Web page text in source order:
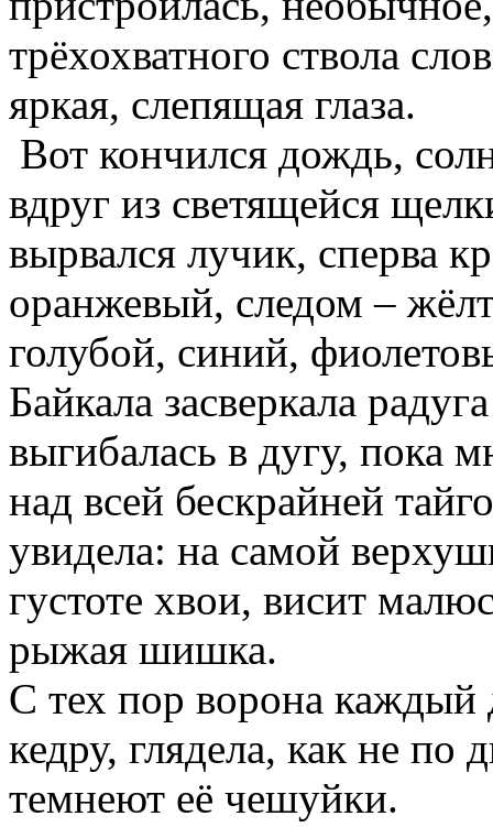
трёхохватного ствола
яркая, слепящая глаза.
Вот кончился дождь,
вдруг из светящейся
вырвался лучик, сперва
оранжевый, следом –
голубой, синий,
Байкала засверкала
выгибалась в дугу, пока
над всей бескрайней
увидела: на самой
густоте хвои, висит
рыжая шишка.
С тех пор ворона каждый
кедру, глядела, как не
темнеют её чешуйки.